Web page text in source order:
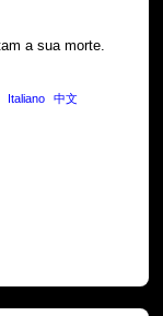
a sua morte.
Italiano 中文